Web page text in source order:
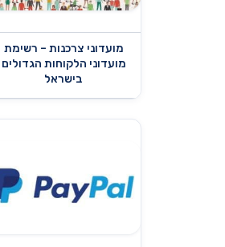
מועדוני צרכנות – רשימת
מועדוני הלקוחות הגדולים
בישראל